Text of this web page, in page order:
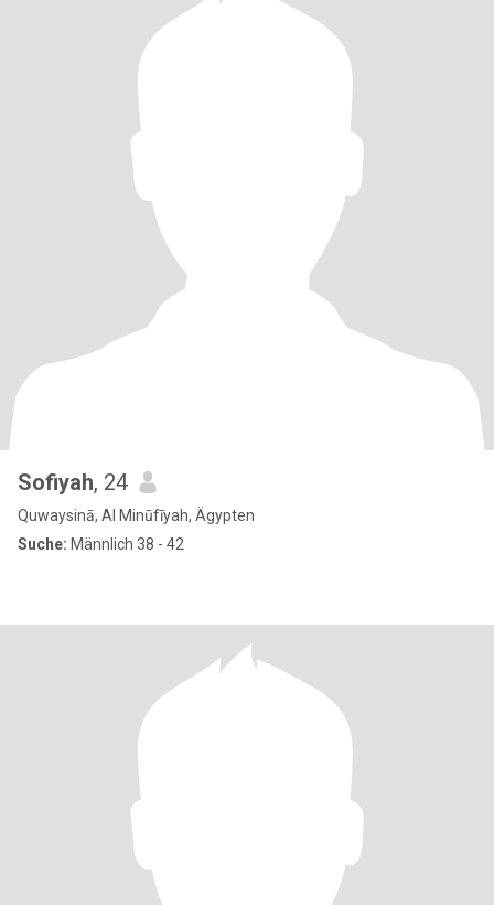
Sofiyah, 24
Quwaysinā, Al Minūfīyah, Ägypten
Suche: Männlich 38 - 42